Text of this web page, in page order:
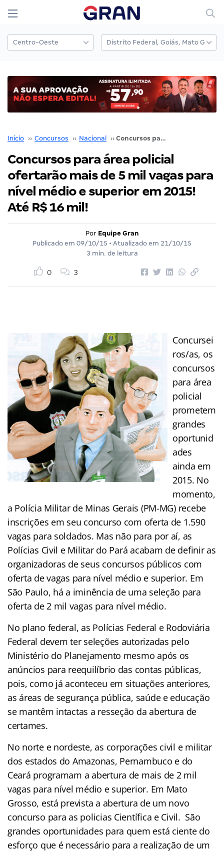
Início ›› Concursos ›› Nacional ›› Concursos para área policial ofertarão mais de 5 mil vagas para nível médio e superior em 2015! Até R$ 16 mil!
Concursos para área policial
ofertarão mais de 5 mil vagas para
nível médio e superior em 2015!
Até R$ 16 mil!
Por Equipe Gran
Publicado em 09/10/15 • Atualizado em 21/10/15
3 min. de leitura
0 3
Concursei
ros/as, os
concursos
para área
policial
prometem
grandes
oportunid
ades
ainda em
2015. No
momento,
a Polícia Militar de Minas Gerais (PM-MG) recebe
inscrições em seu concurso com oferta de 1.590
vagas para soldados. Mas não para por aí, as
Polícias Civil e Militar do Pará acabam de definir as
organizadoras de seus concursos públicos com
oferta de vagas para nível médio e superior. Em
São Paulo, há a iminência de uma seleção para
oferta de 2 mil vagas para nível médio.
No plano federal, as Polícias Federal e Rodoviária
Federal devem ter seleções autorizadas pelo
Ministério do Planejamento mesmo após os
anúncios para reequilíbrio das contas públicas,
pois, como já aconteceu em situações anteriores,
as áreas de segurança pública, saúde e educação
se mantêm intactas a resseção da abertura de
certames.
No norte e nordeste, as corporações civil e militar
dos estados do Amazonas, Pernambuco e do
Ceará programam a abertura de mais de 2 mil
vagas para nível médio e superior. Em Mato
Grosso, está prevista a abertura de um novo
concurso para as policias Científica e Civil. São
grandes oportunidades para quem está ciente do
esforço que é necessário para a realização de um